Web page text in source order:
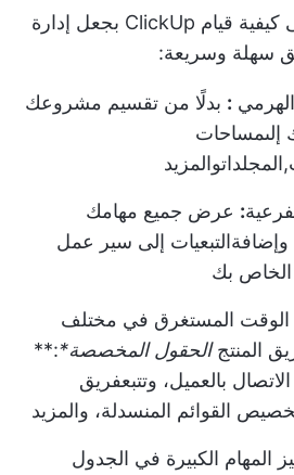
إليك نظرة سريعة على كيفية قيام ClickUp بجعل إدارة
سهلة وسريعة:
: بدلًا من تقسيم مشروعك
مساحات
,المجلداتوالمزيد
: عرض جميع مهامك
وإضافةالتبعيات إلى سير عمل
بك
الوقت المستغرق في مختلف
المنتج الحقول المخصصة*
:**
بالعميل، وتتبعفريق
القوائم المنسدلة، والمزيد
المهام الكبيرة في الجدول